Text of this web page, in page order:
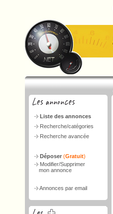
Liste des annonces
Recherche/catégories
Recherche avancée
Déposer (Gratuit)
Modifier/Supprimer
mon annonce
Annonces par email